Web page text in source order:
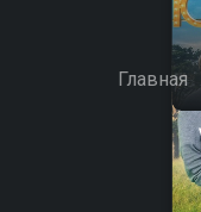
Главная